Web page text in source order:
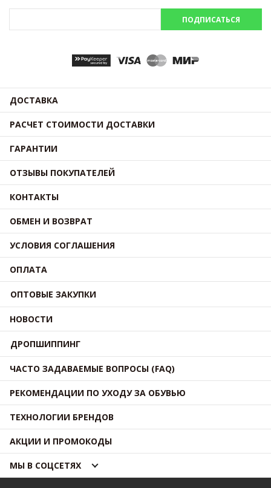
ПОДПИСАТЬСЯ
ДОСТАВКА
РАСЧЕТ СТОИМОСТИ ДОСТАВКИ
ГАРАНТИИ
ОТЗЫВЫ ПОКУПАТЕЛЕЙ
КОНТАКТЫ
ОБМЕН И ВОЗВРАТ
УСЛОВИЯ СОГЛАШЕНИЯ
ОПЛАТА
ОПТОВЫЕ ЗАКУПКИ
НОВОСТИ
ДРОПШИППИНГ
ЧАСТО ЗАДАВАЕМЫЕ ВОПРОСЫ (FAQ)
РЕКОМЕНДАЦИИ ПО УХОДУ ЗА ОБУВЬЮ
ТЕХНОЛОГИИ БРЕНДОВ
АКЦИИ И ПРОМОКОДЫ
МЫ В СОЦСЕТЯХ